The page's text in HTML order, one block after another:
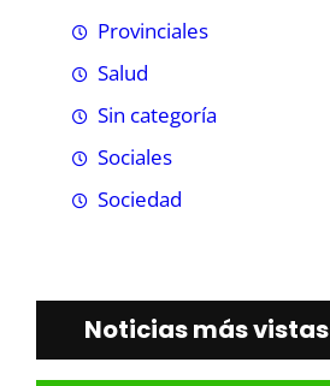
Provinciales
Salud
Sin categoría
Sociales
Sociedad
Noticias más vistas